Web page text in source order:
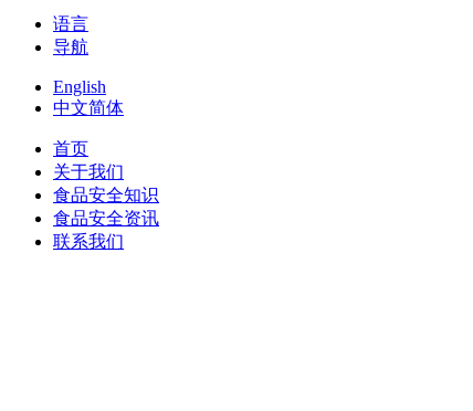
语言
导航
English
中文简体
首页
关于我们
食品安全知识
食品安全资讯
联系我们